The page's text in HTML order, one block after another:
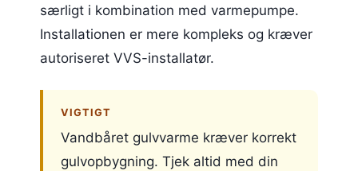
særligt i kombination med varmepumpe.
Installationen er mere kompleks og kræver
autoriseret VVS-installatør.
VIGTIGT
Vandbåret gulvvarme kræver korrekt
gulvopbygning. Tjek altid med din